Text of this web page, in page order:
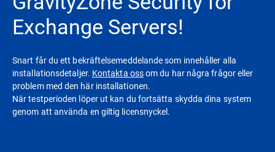
Exchange Servers!
Snart får du ett bekräftelsemeddelande som innehåller alla
installationsdetaljer. Kontakta ossom du har några frågor eller
problem med den här installationen.
När testperioden löper ut kan du fortsätta skydda dina system
genom att använda en giltig licensnyckel.